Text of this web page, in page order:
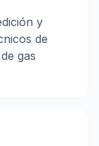
y
de
gas